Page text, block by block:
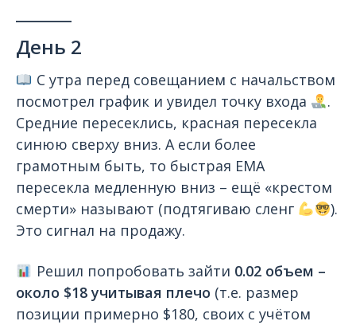
День 2
С утра перед совещанием с начальством
посмотрел график и увидел точку входа
.
Средние пересеклись, красная пересекла
синюю сверху вниз. А если более
грамотным быть, то быстрая EMA
пересекла медленную вниз – ещё «крестом
смерти» называют (подтягиваю сленг
).
Это сигнал на продажу.
Решил попробовать зайти 0.02 объем –
около $18 учитывая плечо (т.е. размер
позиции примерно $180, своих с учётом